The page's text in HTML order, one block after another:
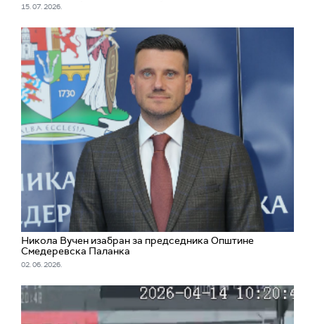
15. 07. 2026.
Никола Вучен изабран за председника Општине
Смедеревска Паланка
02. 06. 2026.